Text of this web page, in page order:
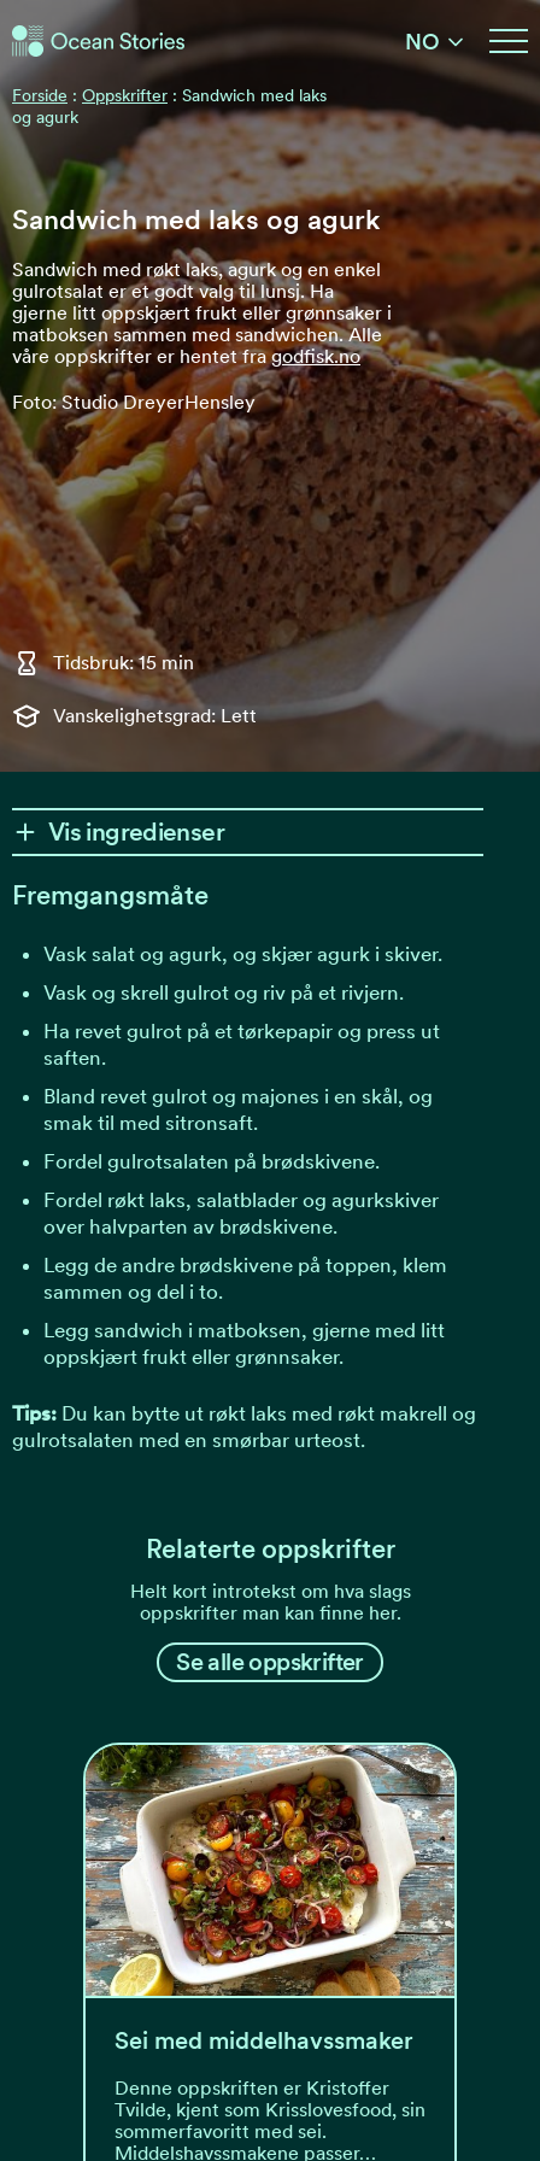
Ocean Stories
Ocean Stories
NO
Forside : Oppskrifter : Sandwich med laks
og agurk
Sandwich med laks og agurk
Sandwich med røkt laks, agurk og en enkel
gulrotsalat er et godt valg til lunsj. Ha
gjerne litt oppskjært frukt eller grønnsaker i
matboksen sammen med sandwichen. Alle
våre oppskrifter er hentet fragodfisk.no
Foto: Studio DreyerHensley
Tidsbruk: 15 min
Vanskelighetsgrad: Lett
Vis ingredienser
Fremgangsmåte
Vask salat og agurk, og skjær agurk i skiver.
Vask og skrell gulrot og riv på et rivjern.
Ha revet gulrot på et tørkepapir og press ut
saften.
Bland revet gulrot og majones i en skål, og
smak til med sitronsaft.
Fordel gulrotsalaten på brødskivene.
Fordel røkt laks, salatblader og agurkskiver
over halvparten av brødskivene.
Legg de andre brødskivene på toppen, klem
sammen og del i to.
Legg sandwich i matboksen, gjerne med litt
oppskjært frukt eller grønnsaker.
Tips: Du kan bytte ut røkt laks med røkt makrell og
gulrotsalaten med en smørbar urteost.
Relaterte oppskrifter
Helt kort introtekst om hva slags
oppskrifter man kan finne her.
Se alle oppskrifter
Sei med middelhavssmaker
Denne oppskriften er Kristoffer
Tvilde, kjent som Krisslovesfood, sin
sommerfavoritt med sei.
Middelshavssmakene passer…